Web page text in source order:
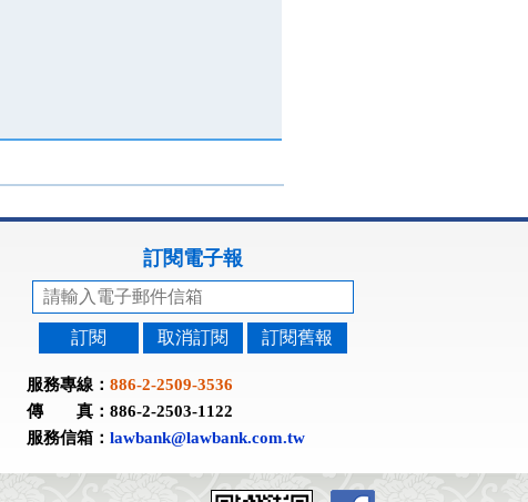
訂閱電子報
訂閱 取消訂閱 訂閱舊報
服務專線： 886-2-2509-3536
傳 真：886-2-2503-1122
服務信箱： lawbank@lawbank.com.tw